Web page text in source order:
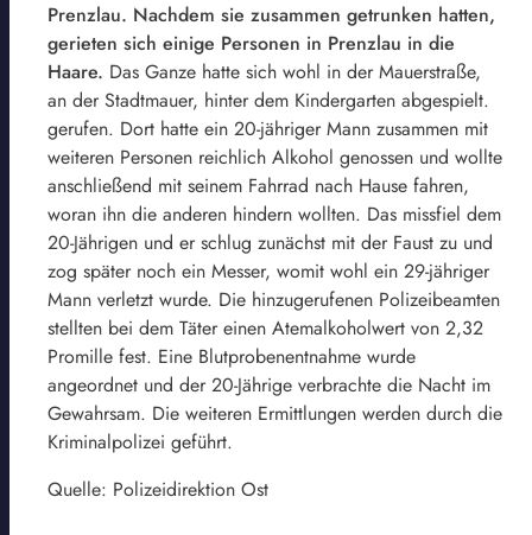
Prenzlau. Nachdem sie zusammen getrunken hatten,
gerieten sich einige Personen in Prenzlau in die
Haare. Das Ganze hatte sich wohl in der Mauerstraße,
an der Stadtmauer, hinter dem Kindergarten abgespielt.
gerufen. Dort hatte ein 20-jähriger Mann zusammen mit
weiteren Personen reichlich Alkohol genossen und wollte
anschließend mit seinem Fahrrad nach Hause fahren,
woran ihn die anderen hindern wollten. Das missfiel dem
20-Jährigen und er schlug zunächst mit der Faust zu und
zog später noch ein Messer, womit wohl ein 29-jähriger
Mann verletzt wurde. Die hinzugerufenen Polizeibeamten
stellten bei dem Täter einen Atemalkoholwert von 2,32
Promille fest. Eine Blutprobenentnahme wurde
angeordnet und der 20-Jährige verbrachte die Nacht im
Gewahrsam. Die weiteren Ermittlungen werden durch die
Kriminalpolizei geführt.
Quelle: Polizeidirektion Ost